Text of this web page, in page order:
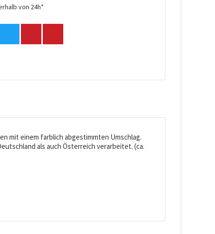
von 24h*
mit einem farblich abgestimmten Umschlag.
als auch Österreich verarbeitet. (ca.